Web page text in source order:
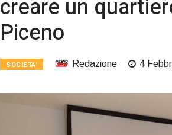
creare un
Piceno
SOCIETA' Redazione 4